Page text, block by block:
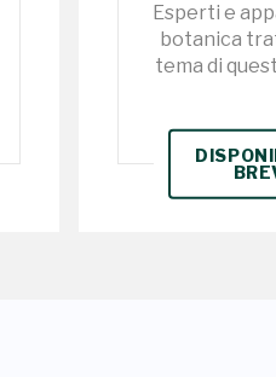
Esperti e
botanica
tema di